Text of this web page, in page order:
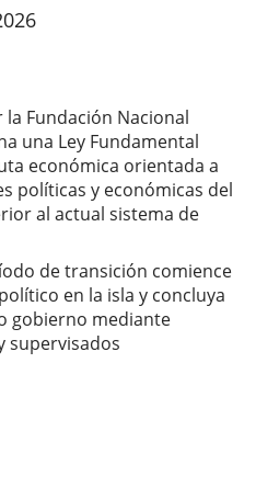
Fundación Nacional
una Ley Fundamental
económica orientada a
políticas y económicas del
al actual sistema de
de transición comience
en la isla y concluya
gobierno mediante
supervisados